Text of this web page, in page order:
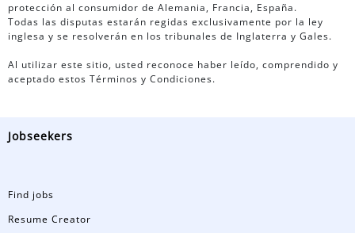
protección al consumidor de Alemania, Francia, España.
Todas las disputas estarán regidas exclusivamente por la ley
inglesa y se resolverán en los tribunales de Inglaterra y Gales.
Al utilizar este sitio, usted reconoce haber leído, comprendido y
aceptado estos Términos y Condiciones.
Jobseekers
Find jobs
Resume Creator